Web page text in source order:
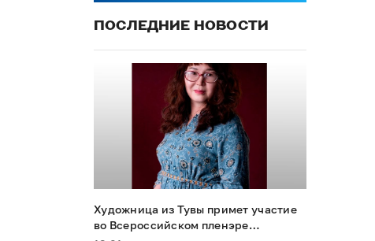
ПОСЛЕДНИЕ НОВОСТИ
Художница из Тувы примет участие
во Всероссийском пленэре